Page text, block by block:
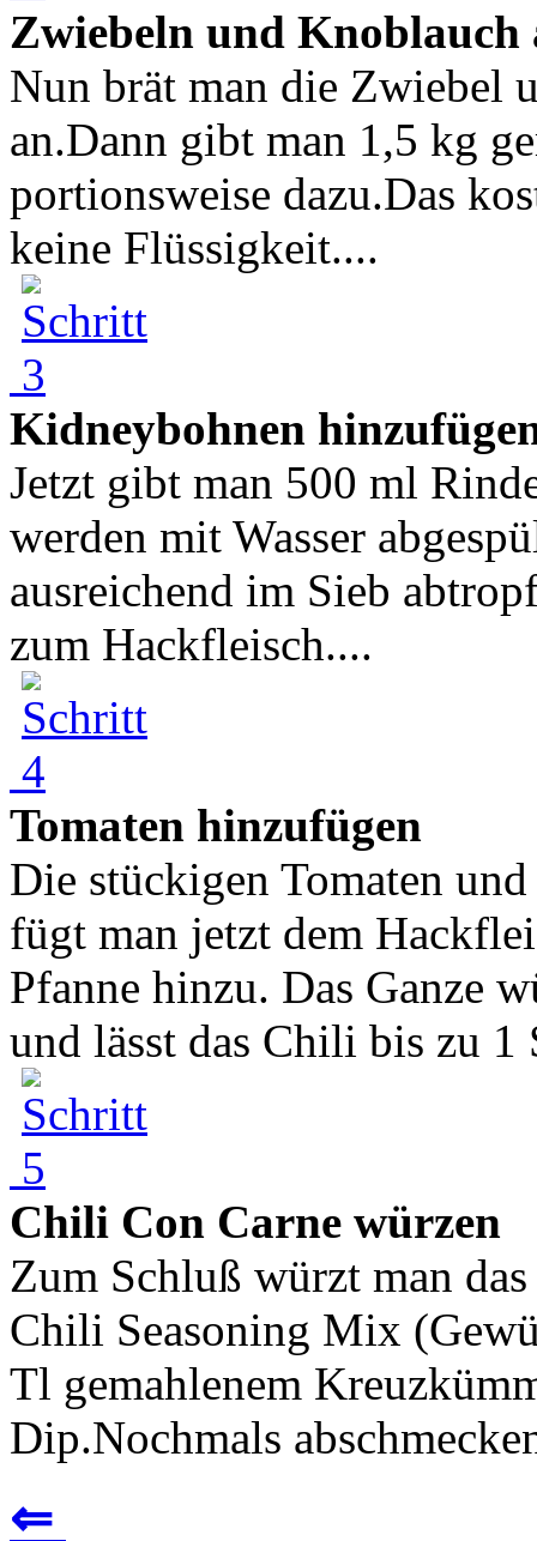
Zwiebeln und Knoblauch
Nun brät man die Zwiebel
an.Dann gibt man 1,5 kg
portionsweise dazu.Das
keine Flüssigkeit....
Kidneybohnen
Jetzt gibt man 500 ml
werden mit Wasser
ausreichend im Sieb
zum Hackfleisch....
Tomaten hinzufügen
Die stückigen Tomaten
fügt man jetzt dem
Pfanne hinzu. Das Ganze
und lässt das Chili bis zu 1
Chili Con Carne würzen
Zum Schluß würzt man
Chili Seasoning Mix
Tl gemahlenem
Dip.Nochmals
⇐